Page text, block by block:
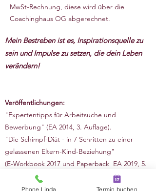
MwSt-Rechnung, diese wird über die
Coachinghaus OG abgerechnet.
Mein Bestreben ist es, Inspirationsquelle zu
sein und Impulse zu setzen, die dein Leben
verändern!
Veröffentlichungen:
"Expertentipps für Arbeitsuche und
Bewerbung" (EA 2014, 3. Auflage).
"Die Schimpf-Diät - in 7 Schritten zu einer
gelassenen Eltern-Kind-Beziehung"
(E-Workbook 2017 und Paperback EA 2019, 5.
Auflage, wurde in mehrere Sprachen
übersetzt)
Phone Linda Termin buchen